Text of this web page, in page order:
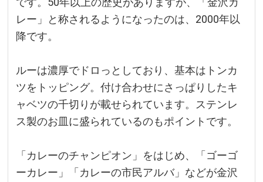
レー」と称されるようになったのは、2000年以
降です。
ルーは濃厚でドロっとしており、基本はトンカ
ツをトッピング。付け合わせにさっぱりしたキ
ャベツの千切りが載せられています。ステンレ
ス製のお皿に盛られているのもポイントです。
「カレーのチャンピオン」をはじめ、「ゴーゴ
ーカレー」「カレーの市民アルバ」などが金沢